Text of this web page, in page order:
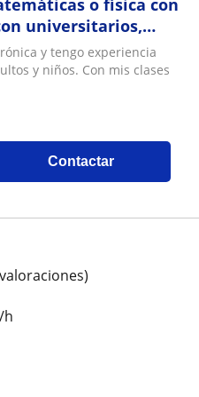
o física con
universitarios,
y tengo experiencia
y niños. Con mis clases
Contactar
/h